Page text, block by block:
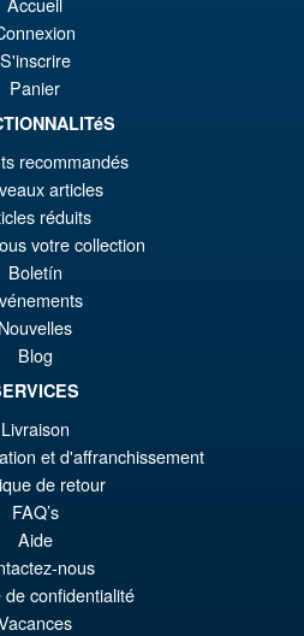
Bandai S.H.Figuarts One
Piece Shanks Summit War of
Marineford Action Figure
ORDENA
S.H.MonsterArts Godzilla 2003
Tokyo SOS Action Figure
ORDENA
S'inscrire
Panier
recommandés
articles
réduits
votre collection
Boletín
Nouvelles
Blog
Livraison
et d'affranchissement
de retour
FAQ’s
Aide
nous
de confidentialité